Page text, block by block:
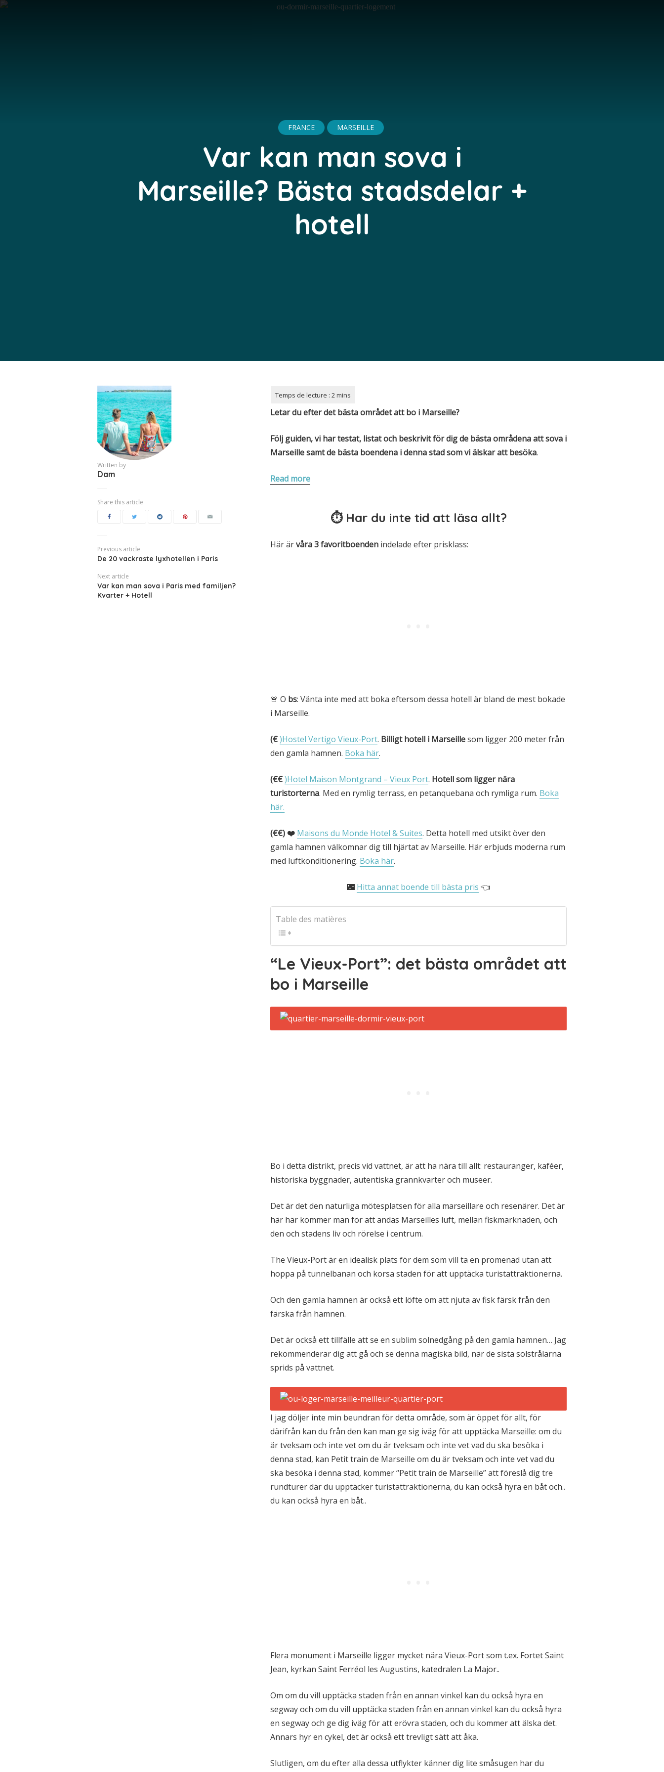
FRANCE MARSEILLE
Var kan man sova i
Marseille? Bästa stadsdelar +
hotell
Written by
Dam
Share this article
Previous article
De 20 vackraste lyxhotellen i Paris
Next article
Var kan man sova i Paris med familjen?
Kvarter + Hotell
Letar du efter det bästa området att bo i Marseille?
Följ guiden, vi har testat, listat och beskrivit för dig de bästa områdena att sova i
Marseille samt de bästa boendena i denna stad som vi älskar att besöka.
Read more
⏱ Har du inte tid att läsa allt?
Här ärvåra 3favoritboenden indelade efter prisklass:
🚨 O bs: Vänta inte med att boka eftersom dessa hotell är bland de mest bokade
i Marseille.
(€)Hostel Vertigo Vieux-Port. Billigt hotell i Marseillesom ligger 200 meter från
den gamla hamnen. Boka här.
(€€)Hotel Maison Montgrand – Vieux Port. Hotell som ligger nära
turistorterna. Med en rymlig terrass, en petanquebana och rymliga rum. Boka
här.
(€€) ❤️ Maisons du Monde Hotel & Suites. Detta hotell med utsikt över den
gamla hamnen välkomnar dig till hjärtat av Marseille. Här erbjuds moderna rum
med luftkonditionering. Boka här.
🌃 Hitta annat boende till bästa pris 👈
Table des matières
“Le Vieux-Port”: det bästa området att
bo i Marseille
Bo i detta distrikt, precis vid vattnet, är att ha nära till allt: restauranger, kaféer,
historiska byggnader, autentiska grannkvarter och museer.
Det är det den naturliga mötesplatsen för alla marseillare och resenärer. Det är
här här kommer man för att andas Marseilles luft, mellan fiskmarknaden, och
den och stadens liv och rörelse i centrum.
The Vieux-Port är en idealisk plats för dem som vill ta en promenad utan att
hoppa på tunnelbanan och korsa staden för att upptäcka turistattraktionerna.
Och den gamla hamnen är också ett löfte om att njuta av fisk färsk från den
färska från hamnen.
Det är också ett tillfälle att se en sublim solnedgång på den gamla hamnen… Jag
rekommenderar dig att gå och se denna magiska bild, när de sista solstrålarna
sprids på vattnet.
I jag döljer inte min beundran för detta område, som är öppet för allt, för
därifrån kan du från den kan man ge sig iväg för att upptäcka Marseille: om du
är tveksam och inte vet om du är tveksam och inte vet vad du ska besöka i
denna stad, kan Petit train de Marseille om du är tveksam och inte vet vad du
ska besöka i denna stad, kommer “Petit train de Marseille” att föreslå dig tre
rundturer där du upptäcker turistattraktionerna, du kan också hyra en båt och..
du kan också hyra en båt..
Flera monument i Marseille ligger mycket nära Vieux-Port som t.ex. Fortet Saint
Jean, kyrkan Saint Ferréol les Augustins, katedralen La Major..
Om om du vill upptäcka staden från en annan vinkel kan du också hyra en
segway och om du vill upptäcka staden från en annan vinkel kan du också hyra
en segway och ge dig iväg för att erövra staden, och du kommer att älska det.
Annars hyr en cykel, det är också ett trevligt sätt att åka.
Slutligen, om du efter alla dessa utflykter känner dig lite småsugen har du